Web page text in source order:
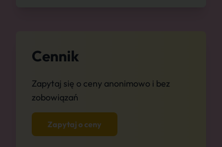
Cennik
Zapytaj się o ceny anonimowo i bez
zobowiązań
Zapytaj o ceny